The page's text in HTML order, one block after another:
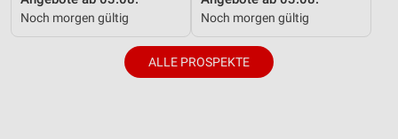
Noch morgen gültig Noch morgen gültig
ALLE PROSPEKTE